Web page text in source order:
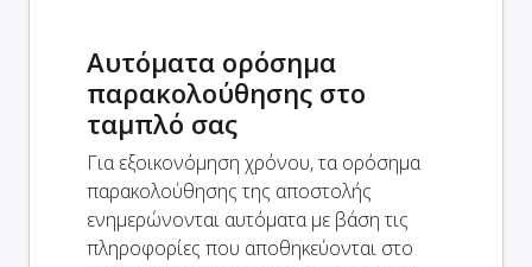
Αυτόματα ορόσημα
παρακολούθησης στο
ταμπλό σας
Για εξοικονόμηση χρόνου, τα ορόσημα
παρακολούθησης της αποστολής
ενημερώνονται αυτόματα με βάση τις
πληροφορίες που αποθηκεύονται στο